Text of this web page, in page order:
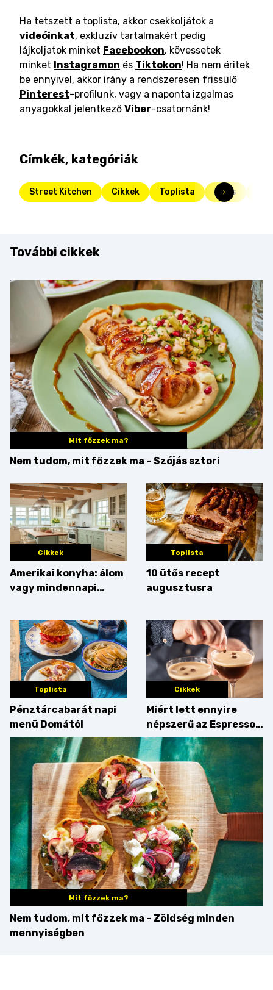
Ha tetszett a toplista, akkor csekkoljátok a
videóinkat, exkluzív tartalmakért pedig
lájkoljatok minket Facebookon, kövessetek
minket Instagramon és Tiktokon! Ha nem éritek
be ennyivel, akkor irány a rendszeresen frissülő
Pinterest-profilunk, vagy a naponta izgalmas
anyagokkal jelentkező Viber-csatornánk!
Címkék, kategóriák
Street Kitchen Cikkek Toplista Friss
További cikkek
Mit főzzek ma?
Nem tudom, mit főzzek ma – Szójás sztori
Cikkek
Amerikai konyha: álom
vagy mindennapi
az érveket
Toplista
10 ütős recept
augusztusra
Toplista
Pénztárcabarát napi
menü Domától
Cikkek
Miért lett ennyire
népszerű az Espresso
Martini – és mit
érdemes enni mellé?
Mit főzzek ma?
Nem tudom, mit főzzek ma – Zöldség minden
mennyiségben